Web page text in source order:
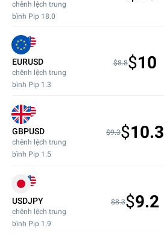
chênh lệch trung
bình Pip 18.0
EURUSD
chênh lệch trung
bình Pip 1.3
$8.8$10
GBPUSD
chênh lệch trung
bình Pip 1.5
$9.3$10.3
USDJPY
chênh lệch trung
bình Pip 1.9
$8.3$9.2